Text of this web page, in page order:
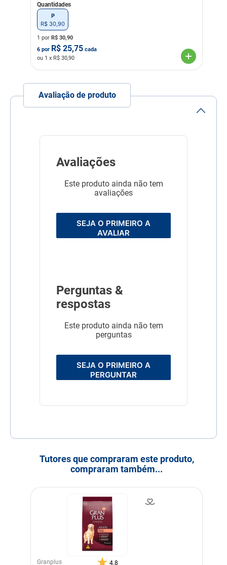
Quantidades
P
R$ 30 90
1 por R$ 30,90
6 por R$ 25,75 cada
ou 1 x R$ 30,90
Avaliação de produto
Avaliações
Este produto ainda não tem
avaliações
SEJA O PRIMEIRO A
AVALIAR
Perguntas &
respostas
Este produto ainda não tem
perguntas
SEJA O PRIMEIRO A
PERGUNTAR
Tutores que compraram este produto,
compraram também...
Granplus 4.8